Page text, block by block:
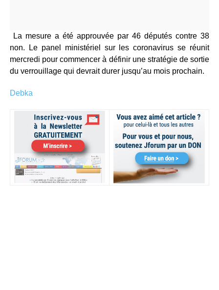
La mesure a été approuvée par 46 députés contre 38
non. Le panel ministériel sur les coronavirus se réunit
mercredi pour commencer à définir une stratégie de sortie
du verrouillage qui devrait durer jusqu’au mois prochain.
Debka